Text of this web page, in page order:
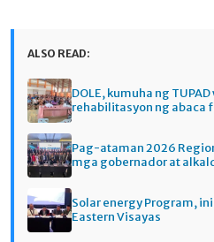
ALSO READ:
DOLE, kumuha ng
rehabilitasyon ng abaca
Pag-ataman 2026
mga gobernador at
Solar energy Program,
Eastern Visayas